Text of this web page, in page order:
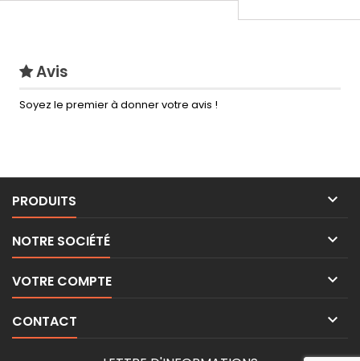
Avis
Soyez le premier à donner votre avis !
PRODUITS 
NOTRE SOCIÉTÉ 
VOTRE COMPTE 
CONTACT 